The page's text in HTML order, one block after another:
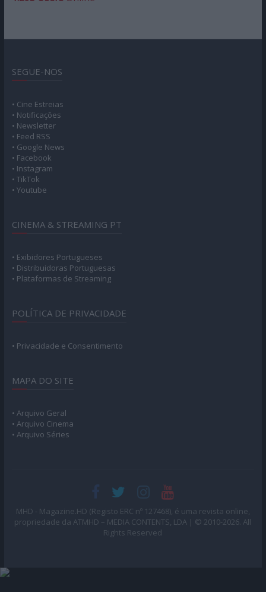
SEGUE-NOS
• Cine Estreias
• Notificações
• Newsletter
• Feed RSS
• Google News
• Facebook
• Instagram
• TikTok
• Youtube
CINEMA & STREAMING PT
• Exibidores Portugueses
• Distribuidoras Portuguesas
• Plataformas de Streaming
POLÍTICA DE PRIVACIDADE
• Privacidade e Consentimento
MAPA DO SITE
• Arquivo Geral
• Arquivo Cinema
• Arquivo Séries
MHD - Magazine.HD (Registo ERC nº 127468), é uma revista online,
propriedade da ATMHD – MEDIA CONTENTS, LDA | © 2010-2026. All
Rights Reserved